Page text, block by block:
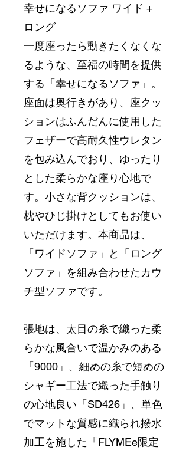
幸せになるソファ ワイド +
ロング
一度座ったら動きたくなくな
るような、至福の時間を提供
する「幸せになるソファ」。
座面は奥行きがあり、座クッ
ションはふんだんに使用した
フェザーで高耐久性ウレタン
を包み込んでおり、ゆったり
とした柔らかな座り心地で
す。小さな背クッションは、
枕やひじ掛けとしてもお使い
いただけます。本商品は、
「ワイドソファ」と「ロング
ソファ」を組み合わせたカウ
チ型ソファです。
張地は、太目の糸で織った柔
らかな風合いで温かみのある
「9000」、細めの糸で短めの
シャギー工法で織った手触り
の心地良い「SD426」、単色
でマットな質感に織られ撥水
加工を施した「FLYMEe限定